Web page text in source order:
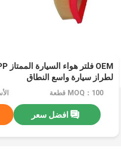
لطراز سيارة واسع النطاق
MOQ：100 قطعة
افضل سعر